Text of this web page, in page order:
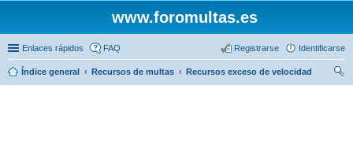
www.foromultas.es
Enlaces rápidos FAQ Identificarse
Registrarse
Índice general Recursos de multas
Recursos exceso de velocidad